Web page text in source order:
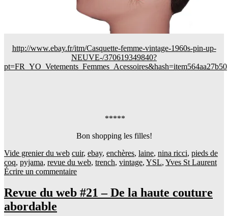
http://www.ebay.fr/itm/Casquette-femme-vintage-1960s-pin-up-
NEUVE-/370619349840?
pt=FR_YO_Vetements_Femmes_Acessoires&hash=item564aa27b50
*****
Bon shopping les filles!
Vide grenier du web cuir, ebay, enchères, laine, nina ricci, pieds de
coq, pyjama, revue du web, trench, vintage, YSL, Yves St Laurent
Écrire un commentaire
Revue du web #21 – De la haute couture
abordable